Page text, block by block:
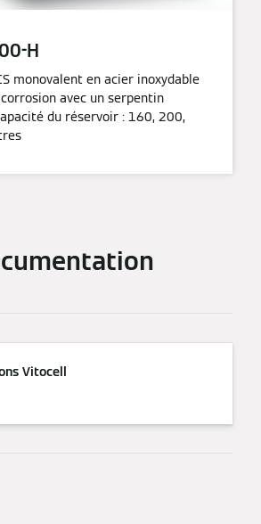
H
monovalent en acier inoxydable
avec un serpentin
du réservoir : 160, 200,
Vitocell